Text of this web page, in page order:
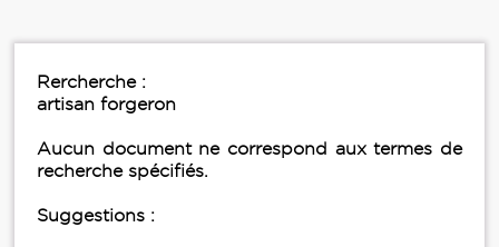
Rercherche :
artisan forgeron
Aucun document ne correspond aux termes de
recherche spécifiés.
Suggestions :